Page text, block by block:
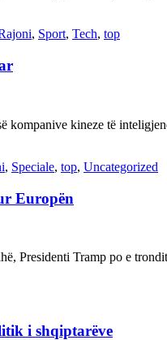
, Sport, Tech, top
kompanive kineze të
, Speciale, top, Uncategorized
Europën
Presidenti Tramp po e
i shqiptarëve